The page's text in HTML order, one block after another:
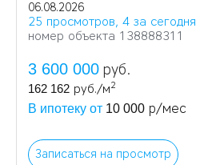
06.08.2026
25 просмотров, 4 за сегодня
номер объекта 138888311
3 600 000 руб.
162 162 руб./м2
В ипотеку от 10 000 р/мес
Записаться на просмотр